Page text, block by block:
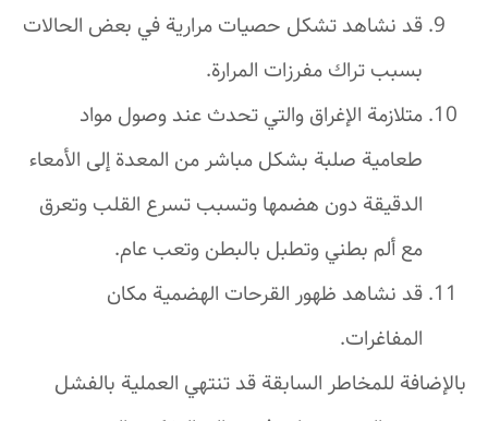
قد نشاهد تشكل حصيات مرارية في بعض الحالات
بسبب تراك مفرزات المرارة.
متلازمة الإغراق والتي تحدث عند وصول مواد
طعامية صلبة بشكل مباشر من المعدة إلى الأمعاء
الدقيقة دون هضمها وتسبب تسرع القلب وتعرق
مع ألم بطني وتطبل بالبطن وتعب عام.
قد نشاهد ظهور القرحات الهضمية مكان
المفاغرات.
بالإضافة للمخاطر السابقة قد تنتهي العملية بالفشل